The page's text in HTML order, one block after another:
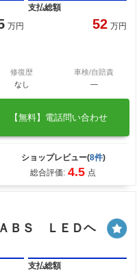
万円
支払総額
52 万円
修復歴
なし
車検/自賠責
―
【無料】電話問い合わせ
ショップレビュー(8件)
総合評価: 4.5 点
ＢＳ ＬＥＤヘ
支払総額